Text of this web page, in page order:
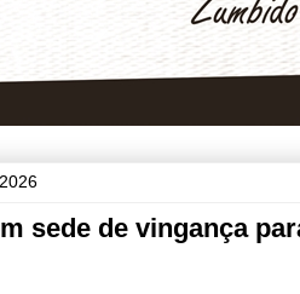
sede de vingança